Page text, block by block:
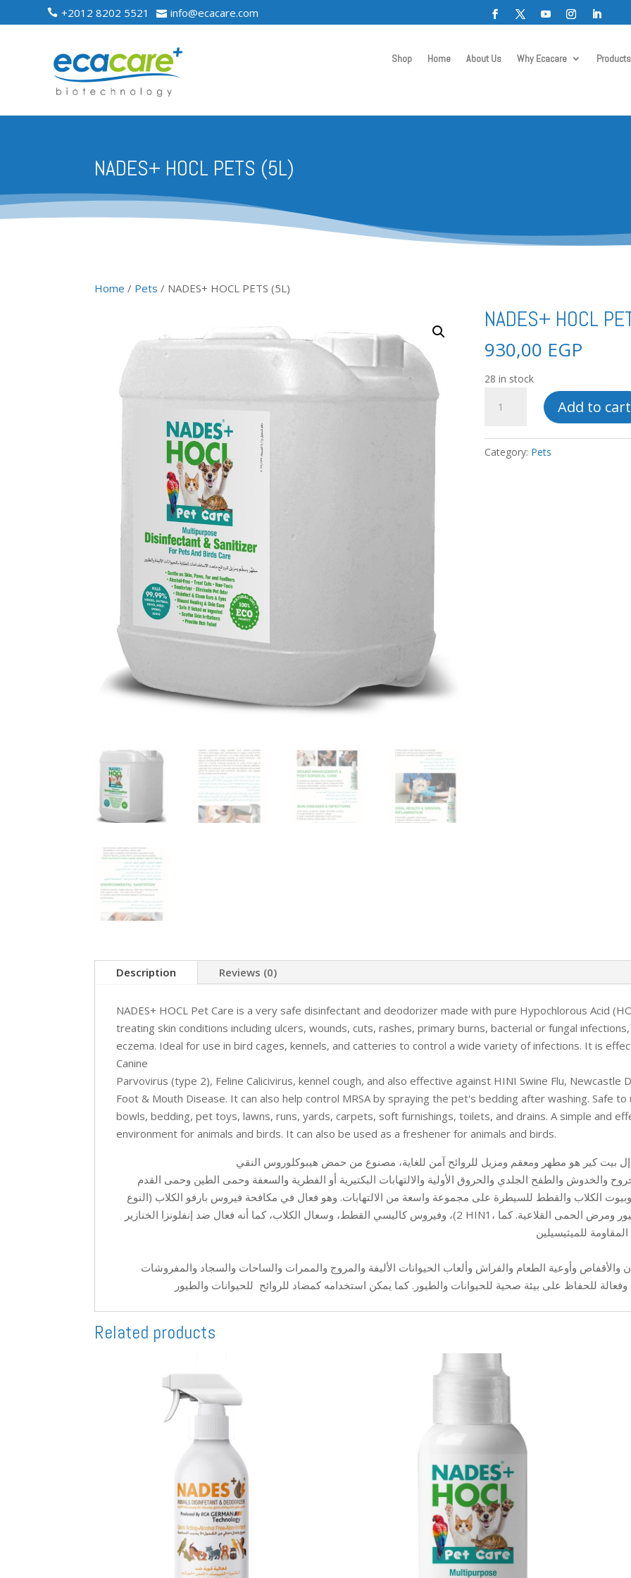
 +2012 8202 5521  info@ecacare.com
Shop Home About Us Why Ecacare Products
NADES+ HOCL PETS (5L)
Home / Pets / NADES+ HOCL PETS (5L)
NADES+ HOCL
930,00 EGP
28 in stock
HOCL
(5L)
Add to cart
Category: Pets
Description Reviews (0)
NADES+ HOCL Pet Care is a very safe disinfectant and deodorizer made with pure Hypochlorous Acid
treating skin conditions including ulcers, wounds, cuts, rashes, primary burns, bacterial or fungal
eczema. Ideal for use in bird cages, kennels, and catteries to control a wide variety of infections. It is
Canine
Parvovirus (type 2), Feline Calicivirus, kennel cough, and also effective against HINI Swine Flu, Newcastle
Foot & Mouth Disease. It can also help control MRSA by spraying the pet's bedding after washing. Safe
bowls, bedding, pet toys, lawns, runs, yards, carpets, soft furnishings, toilets, and drains. A simple and
environment for animals and birds. It can also be used as a freshener for animals and birds.
والخدوش والطفح الجلدي والحروق الأولية والالتهابات البكتيرية أو الفطرية والسعفة وحمى الطين وحمى القدم
وبيوت الكلاب والقطط للسيطرة على مجموعة واسعة من الالتهابات. وهو فعال في مكافحة فيروس بارفو الكلاب (النوع
2)، وفيروس كاليسي القطط، وسعال الكلاب، كما أنه فعال ضد إنفلونزا الخنازير HIN1، ومرض نيوكاسل، والسل، وفيروس إنفلونزا الطيور ومرض الحمى القلاعية. كما
للميثيسيلين
والأقفاص وأوعية الطعام والفراش وألعاب الحيوانات الأليفة والمروج والممرات والساحات والسجاد والمفروشات
Related products